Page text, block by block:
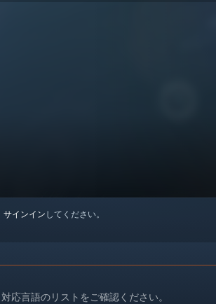
サインイン してください。
応言語のリストをご確認ください。